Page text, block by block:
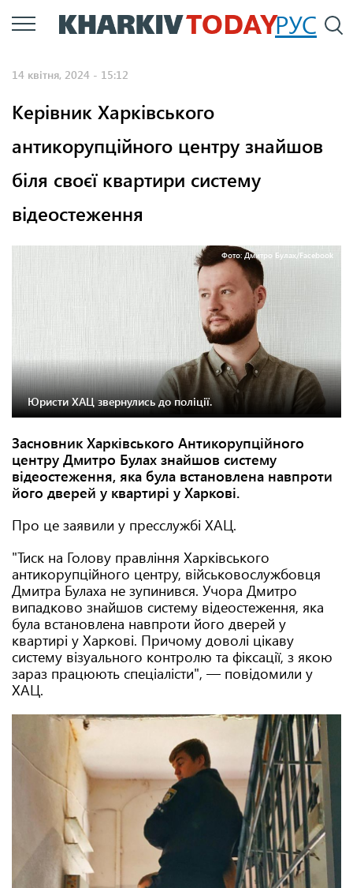
Перейти
до
РУС
14 квітня, 2024 - 15:12
Керівник Харківського
антикорупційного центру знайшов
біля своєї квартири систему
відеостеження
Фото: Дмитро Булах/Facebook
Юристи ХАЦ звернулись до поліції.
Засновник Харківського Антикорупційного
центру Дмитро Булах знайшов систему
відеостеження, яка була встановлена навпроти
його дверей у квартирі у Харкові.
Про це заявили у пресслужбі ХАЦ.
"Тиск на Голову правління Харківського
антикорупційного центру, військовослужбовця
Дмитра Булаха не зупинився. Учора Дмитро
випадково знайшов систему відеостеження, яка
була встановлена навпроти його дверей у
квартирі у Харкові. Причому доволі цікаву
систему візуального контролю та фіксації, з якою
зараз працюють спеціалісти", — повідомили у
ХАЦ.